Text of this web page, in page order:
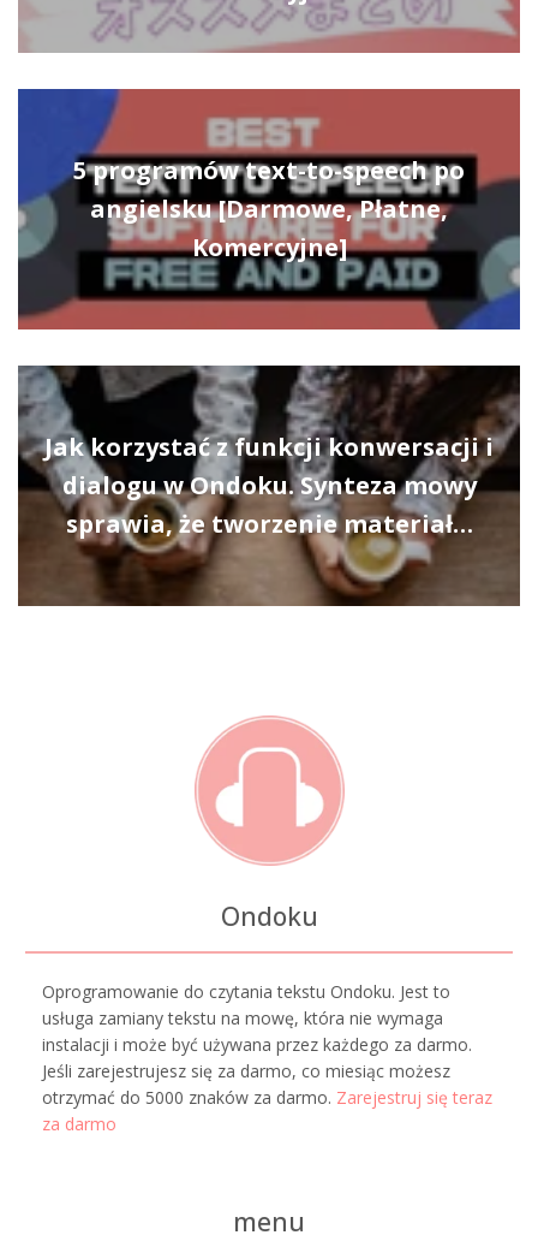
5 programów text-to-speech po
angielsku [Darmowe, Płatne,
Komercyjne]
Jak korzystać z funkcji konwersacji i
dialogu w Ondoku. Synteza mowy
sprawia, że tworzenie materiał…
Ondoku
Oprogramowanie do czytania tekstu Ondoku. Jest to
usługa zamiany tekstu na mowę, która nie wymaga
instalacji i może być używana przez każdego za darmo.
Jeśli zarejestrujesz się za darmo, co miesiąc możesz
otrzymać do 5000 znaków za darmo. Zarejestruj się teraz
za darmo
menu